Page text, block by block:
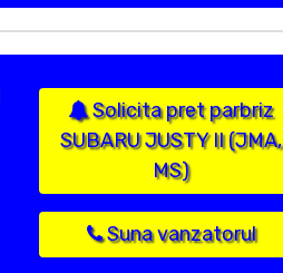
Solicita pret parbriz
SUBARU JUSTY II (JMA,
MS)
Suna vanzatorul